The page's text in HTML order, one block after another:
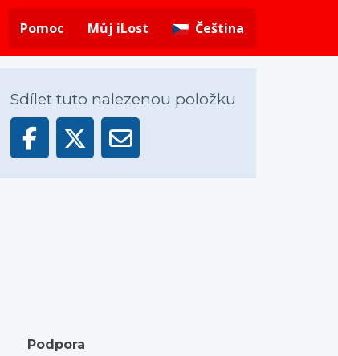
Pomoc
Můj iLost Čeština
Sdílet tuto nalezenou položku
Podpora